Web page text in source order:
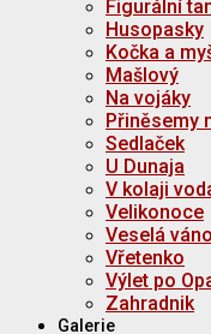
Figurální
Husopasky
Kočka a
Mašlový
Na vojáky
Přiněsemy
Sedlaček
U Dunaja
V kolaji
Velikonoce
Veselá
Vřetenko
Výlet po
Zahradnik
Galerie